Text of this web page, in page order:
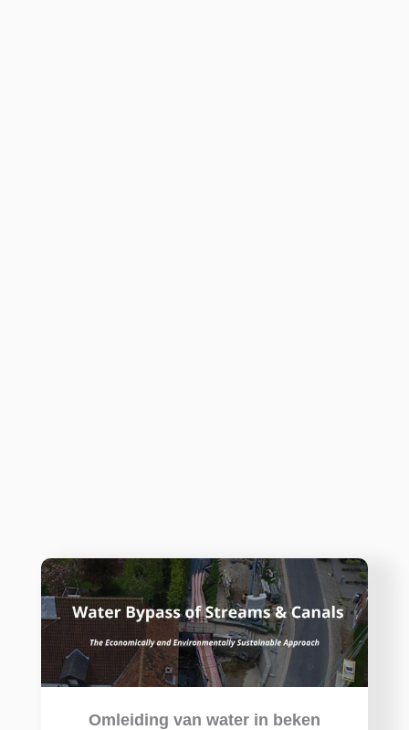
Omleiding van water in beken